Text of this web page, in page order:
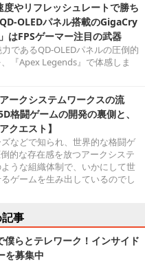
やリフレッシュレートで勝ち
OLEDパネル搭載のGigaCry
はFPSゲーマー注目の武器
力であるQD-OLEDパネルの圧倒的
『Apex Legends』で体感しま
ークシステムワークスの流
格闘ゲームの開発の裏側と、
クエスト】
ズなどで知られ、世界的な格闘ゲ
的な存在感を放つアークシステ
うな組織体制で、いかにして世
ゲームを生み出しているのでし
記事
僕らとテレワーク！インサイド
を募集中